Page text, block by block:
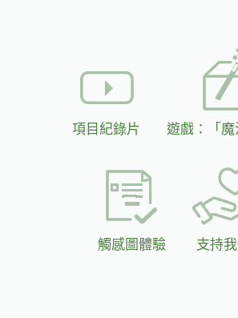
項目紀錄片 遊戲：「魔
觸感圖體驗 支持